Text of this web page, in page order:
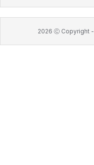
2026 Ⓒ Copyright -